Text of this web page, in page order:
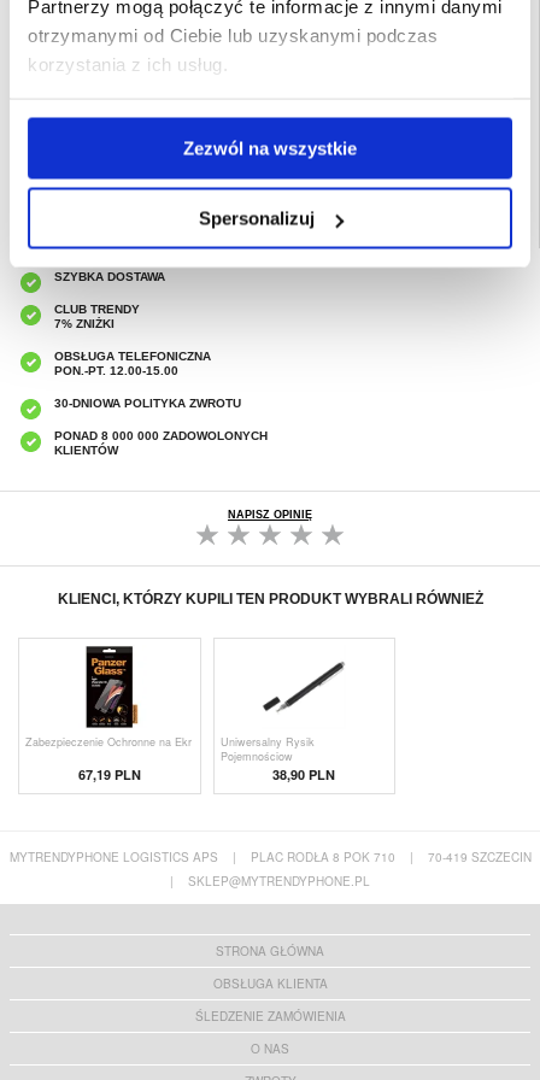
Partnerzy mogą połączyć te informacje z innymi danymi
otrzymanymi od Ciebie lub uzyskanymi podczas
korzystania z ich usług.
Zezwól na wszystkie
Spersonalizuj
Redmi Note 14 Pro+ 5G Etui & Akcesoria
SZYBKA DOSTAWA
CLUB TRENDY
7% ZNIŻKI
OBSŁUGA TELEFONICZNA
PON.-PT. 12.00-15.00
30-DNIOWA POLITYKA ZWROTU
PONAD 8 000 000 ZADOWOLONYCH
KLIENTÓW
NAPISZ OPINIĘ
KLIENCI, KTÓRZY KUPILI TEN PRODUKT WYBRALI RÓWNIEŻ
Zabezpieczenie Ochronne na Ekr
67,19 PLN
Uniwersalny Rysik
Pojemnościow
38,90 PLN
MYTRENDYPHONE LOGISTICS APS | PLAC RODŁA 8 POK 710 |
70-419 SZCZECIN
|
SKLEP@MYTRENDYPHONE.PL
STRONA GŁÓWNA
OBSŁUGA KLIENTA
ŚLEDZENIE ZAMÓWIENIA
O NAS